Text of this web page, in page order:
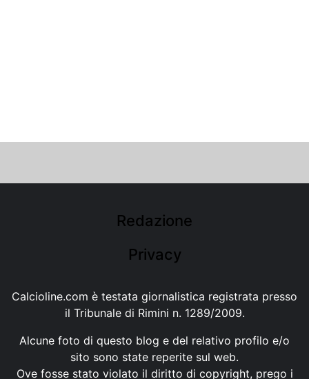
Redazione
Privacy
Calcioline.com è testata giornalistica registrata presso
il Tribunale di Rimini n. 1289/2009.
Alcune foto di questo blog e del relativo profilo e/o
sito sono state reperite sul web.
Ove fosse stato violato il diritto di copyright, prego i